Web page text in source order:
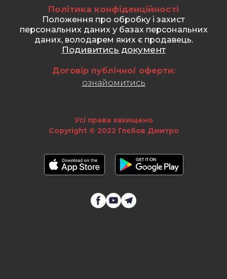
Політика конфіденційності
Положення про обробку і захист
персональних даних у базах персональних
даних, володарем яких є продавець.
Подивитись документ
Договір публічної оферти:
ознайомитись
Усі права захищено
Copyright © 2022 Глєбов Дмитро